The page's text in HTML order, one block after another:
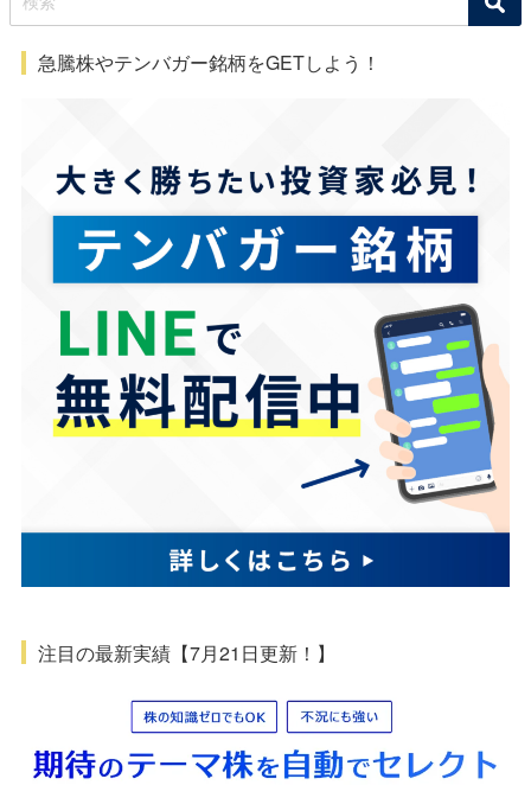
急騰株やテンバガー銘柄をGETしよう！
注目の最新実績【7月21日更新！】